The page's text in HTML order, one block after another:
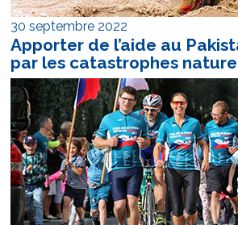
30 septembre 2022
Apporter de l’aide au
par les catastrophes